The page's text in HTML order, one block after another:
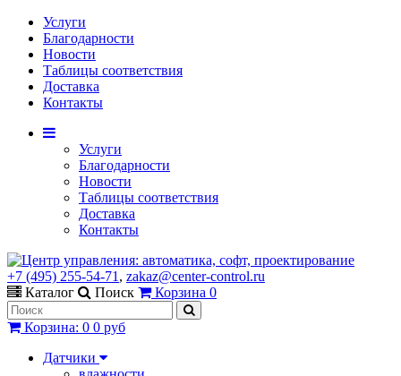
Услуги
Благодарности
Новости
Таблицы соответствия
Доставка
Контакты
Услуги
Благодарности
Новости
Таблицы соответствия
Доставка
Контакты
+7 (495) 255-54-71 , zakaz@center-control.ru
Каталог
Поиск Корзина 0
Корзина: 0 0 руб
Датчики